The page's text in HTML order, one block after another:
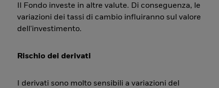
Il Fondo investe in altre valute. Di conseguenza, le
variazioni dei tassi di cambio influiranno sul valore
dell'investimento.
Rischio dei derivati
I derivati sono molto sensibili a variazioni del